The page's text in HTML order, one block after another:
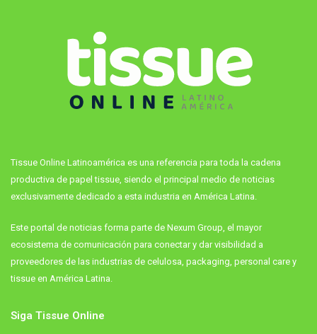
Tissue Online Latinoamérica es una referencia para toda la cadena
productiva de papel tissue, siendo el principal medio de noticias
exclusivamente dedicado a esta industria en América Latina.
Este portal de noticias forma parte de Nexum Group, el mayor
ecosistema de comunicación para conectar y dar visibilidad a
proveedores de las industrias de celulosa, packaging, personal care y
tissue en América Latina.
Siga Tissue Online